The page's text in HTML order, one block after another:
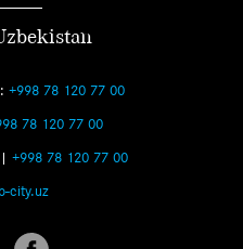
+998 78 120 77 00
78 120 77 00
| +998 78 120 77 00
city.uz